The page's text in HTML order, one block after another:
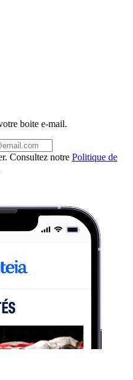
boite e-mail.
Consultez notre Politique de